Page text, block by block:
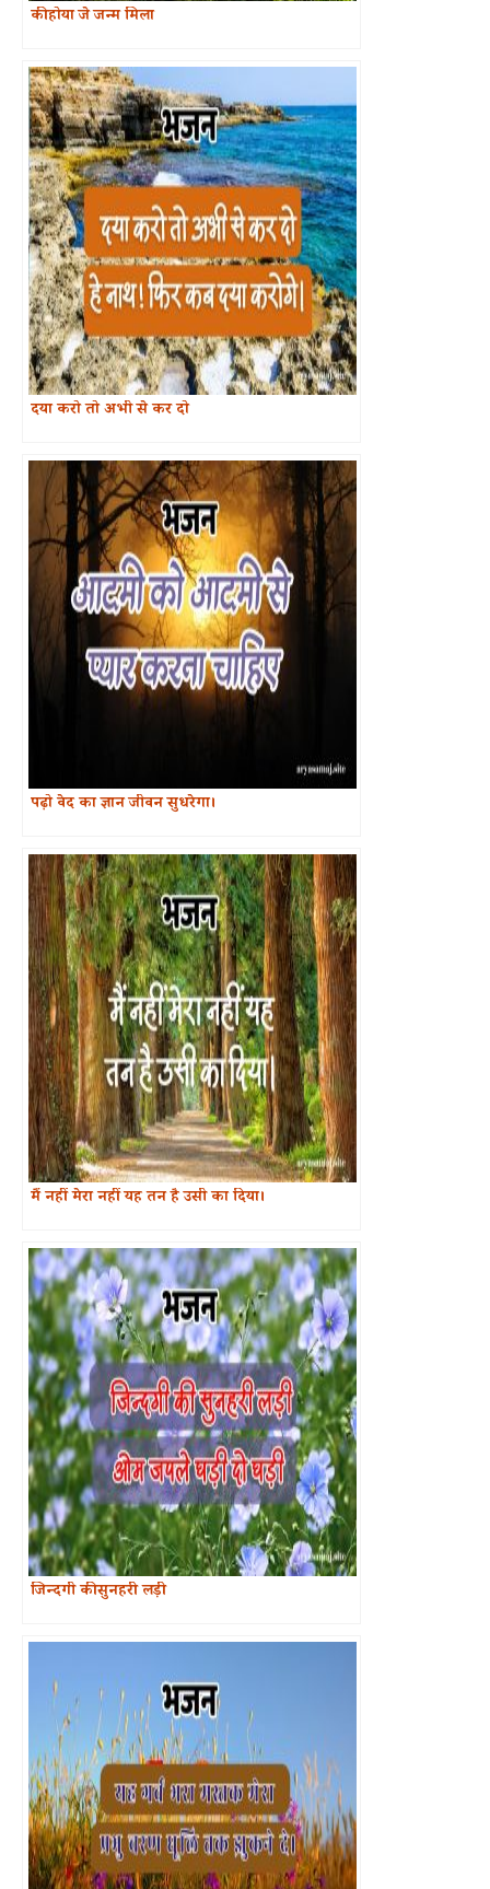
की होया जे जन्म मिला
दया करो तो अभी से कर दो
पढ़ो वेद का ज्ञान जीवन सुधरेगा।
मैं नहीं मेरा नहीं यह तन है उसी का दिया।
जिन्दगी की सुनहरी लड़ी